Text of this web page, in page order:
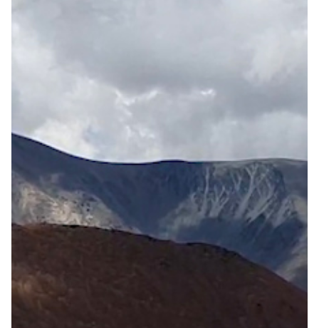
Fietsverzekering Afsluiten
Help mij bijhet
kiezenvan een fiets
Maak een afspraak